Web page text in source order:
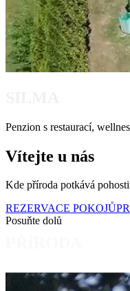
Penzion s restaurací,
Vítejte u nás
Kde příroda potkává
REZERVACE POKOJŮ
Posuňte dolů
Náš příběh